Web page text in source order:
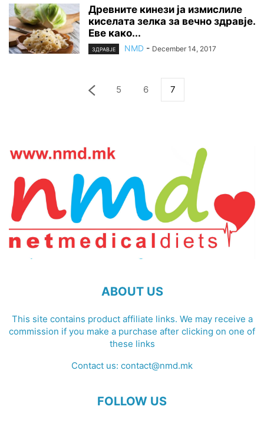
Древните кинези ја измислиле
киселата зелка за вечно здравје.
Еве како...
ЗДРАВЈЕ NMD - December 14, 2017
5 6 7
ABOUT US
This site contains product affiliate links. We may receive a
commission if you make a purchase after clicking on one of
these links
Contact us: contact@nmd.mk
FOLLOW US